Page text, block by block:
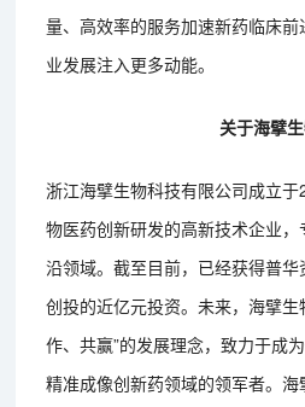
量、高效率的服务加速新药临床
业发展注入更多动能。
关于海擘
浙江海擘生物科技有限公司成立于
物医药创新研发的高新技术企业，
沿领域。截至目前，已经获得普华
创投的近亿元投资。未来，海擘
作、共赢”的发展理念，致力于成
精准成像创新药领域的领军者。